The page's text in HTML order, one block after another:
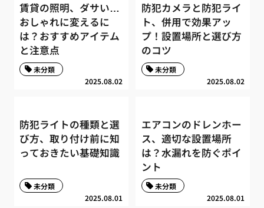
賃貸の照明、ダサい…
おしゃれに変えるに
は？おすすめアイテム
と注意点
2025.08.02
未分類
防犯カメラと防犯ライ
ト、併用で効果アッ
プ！設置場所と選び方
のコツ
2025.08.02
未分類
防犯ライトの種類と選
び方、取り付け前に知
っておきたい基礎知識
2025.08.01
未分類
エアコンのドレンホー
ス、適切な設置場所
は？水漏れを防ぐポイ
ント
2025.08.01
未分類